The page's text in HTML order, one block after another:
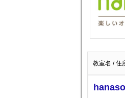
教室名 / 住
hanaso